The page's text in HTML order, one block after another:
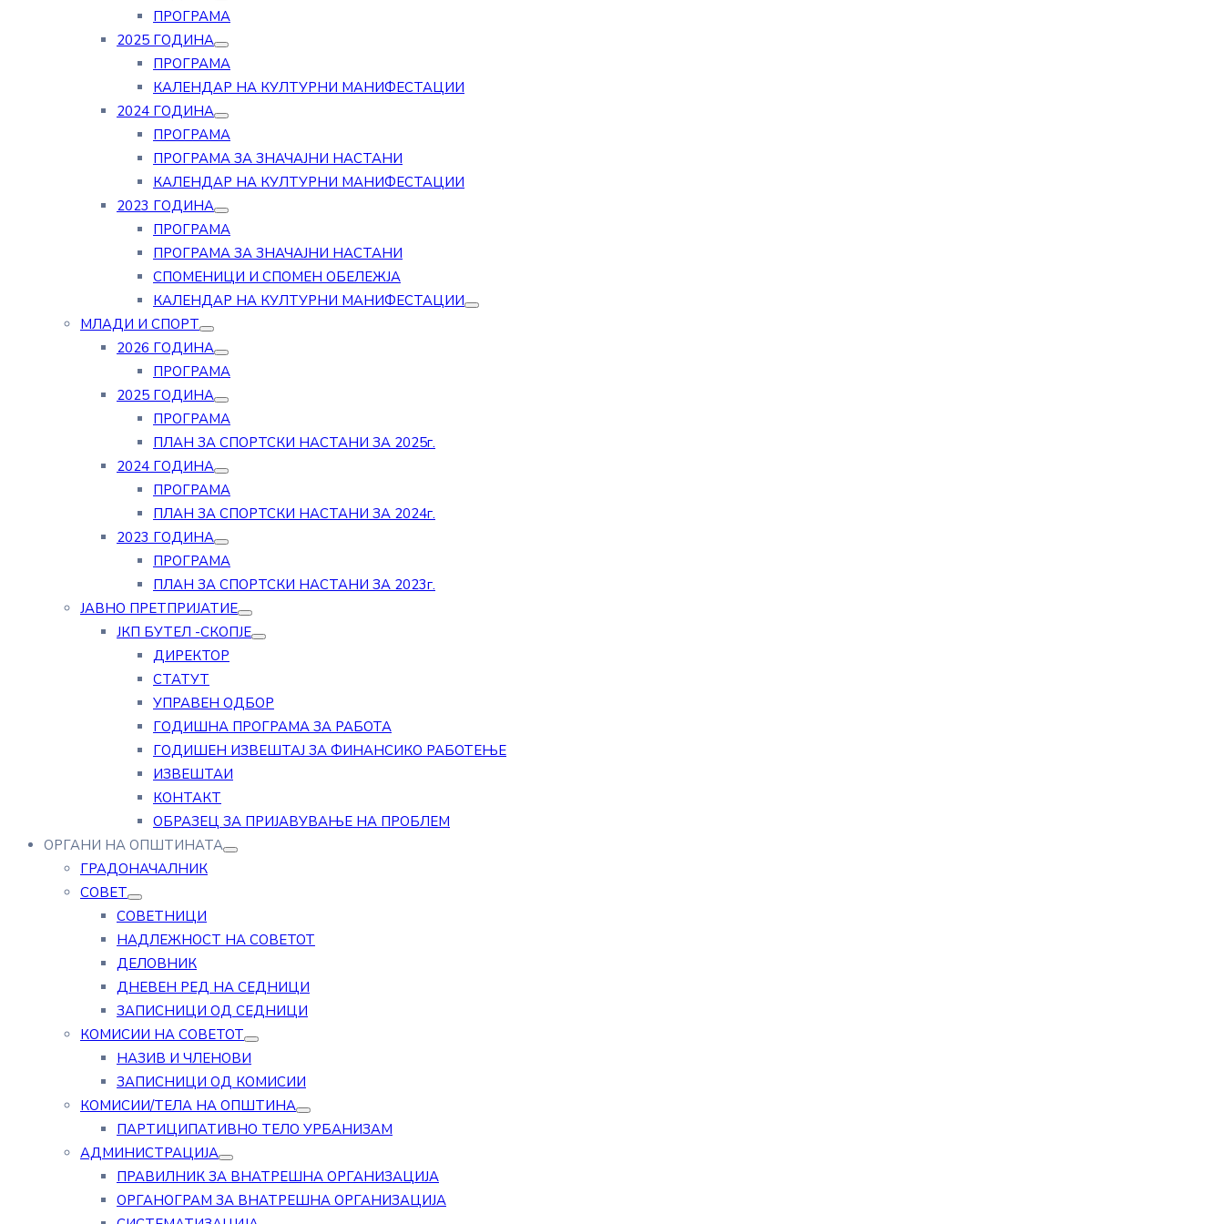
ПРОГРАМА
2025 ГОДИНА
ПРОГРАМА
КАЛЕНДАР НА КУЛТУРНИ МАНИФЕСТАЦИИ
2024 ГОДИНА
ПРОГРАМА
ПРОГРАМА ЗА ЗНАЧАЈНИ НАСТАНИ
КАЛЕНДАР НА КУЛТУРНИ МАНИФЕСТАЦИИ
2023 ГОДИНА
ПРОГРАМА
ПРОГРАМА ЗА ЗНАЧАЈНИ НАСТАНИ
СПОМЕНИЦИ И СПОМЕН ОБЕЛЕЖЈА
КАЛЕНДАР НА КУЛТУРНИ МАНИФЕСТАЦИИ
МЛАДИ И СПОРТ
2026 ГОДИНА
ПРОГРАМА
2025 ГОДИНА
ПРОГРАМА
ПЛАН ЗА СПОРТСКИ НАСТАНИ ЗА 2025г.
2024 ГОДИНА
ПРОГРАМА
ПЛАН ЗА СПОРТСКИ НАСТАНИ ЗА 2024г.
2023 ГОДИНА
ПРОГРАМА
ПЛАН ЗА СПОРТСКИ НАСТАНИ ЗА 2023г.
ЈАВНО ПРЕТПРИЈАТИЕ
ЈКП БУТЕЛ -СКОПЈЕ
ДИРЕКТОР
СТАТУТ
УПРАВЕН ОДБОР
ГОДИШНА ПРОГРАМА ЗА РАБОТА
ГОДИШЕН ИЗВЕШТАЈ ЗА ФИНАНСИКО РАБОТЕЊЕ
ИЗВЕШТАИ
КОНТАКТ
ОБРАЗЕЦ ЗА ПРИЈАВУВАЊЕ НА ПРОБЛЕМ
ОРГАНИ НА ОПШТИНАТА
ГРАДОНАЧАЛНИК
СОВЕТ
СОВЕТНИЦИ
НАДЛЕЖНОСТ НА СОВЕТОТ
ДЕЛОВНИК
ДНЕВЕН РЕД НА СЕДНИЦИ
ЗАПИСНИЦИ ОД СЕДНИЦИ
КОМИСИИ НА СОВЕТОТ
НАЗИВ И ЧЛЕНОВИ
ЗАПИСНИЦИ ОД КОМИСИИ
КОМИСИИ/ТЕЛА НА ОПШТИНА
ПАРТИЦИПАТИВНО ТЕЛО УРБАНИЗАМ
АДМИНИСТРАЦИЈА
ПРАВИЛНИК ЗА ВНАТРЕШНА ОРГАНИЗАЦИЈА
ОРГАНОГРАМ ЗА ВНАТРЕШНА ОРГАНИЗАЦИЈА